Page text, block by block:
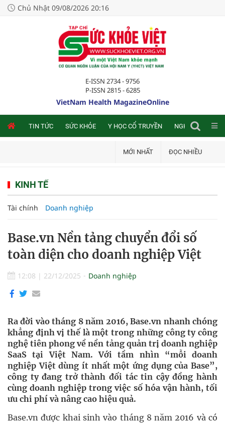
Chủ Nhật 09/08/2026 20:16
E-ISSN 2734 - 9756
P-ISSN 2815 - 6285
VietNam Health MagazineOnline
TIN TỨC SỨC KHỎE Y HỌC CỔ TRUYỀN NGHIÊN CỨU
MỚI NHẤT ĐỌC NHIỀU
KINH TẾ
Tài chính Doanh nghiệp
Base.vn Nền tảng chuyển đổi số
toàn diện cho doanh nghiệp Việt
12:08 | 22/12/2025 Doanh nghiệp
Ra đời vào tháng 8 năm 2016, Base.vn nhanh chóng
khẳng định vị thế là một trong những công ty công
nghệ tiên phong về nền tảng quản trị doanh nghiệp
SaaS tại Việt Nam. Với tầm nhìn “mỗi doanh
nghiệp Việt dùng ít nhất một ứng dụng của Base”,
công ty đang trở thành đối tác tin cậy đồng hành
cùng doanh nghiệp trong việc số hóa vận hành, tối
ưu chi phí và nâng cao hiệu quả.
Base.vn được khai sinh vào tháng 8 năm 2016 và có